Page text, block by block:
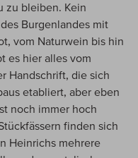
zu bleiben. Kein
Burgenlandes mit
vom Naturwein bis hin
es hier alles vom
Handschrift, die sich
etabliert, aber eben
noch immer hoch
finden sich
Heinrichs mehrere